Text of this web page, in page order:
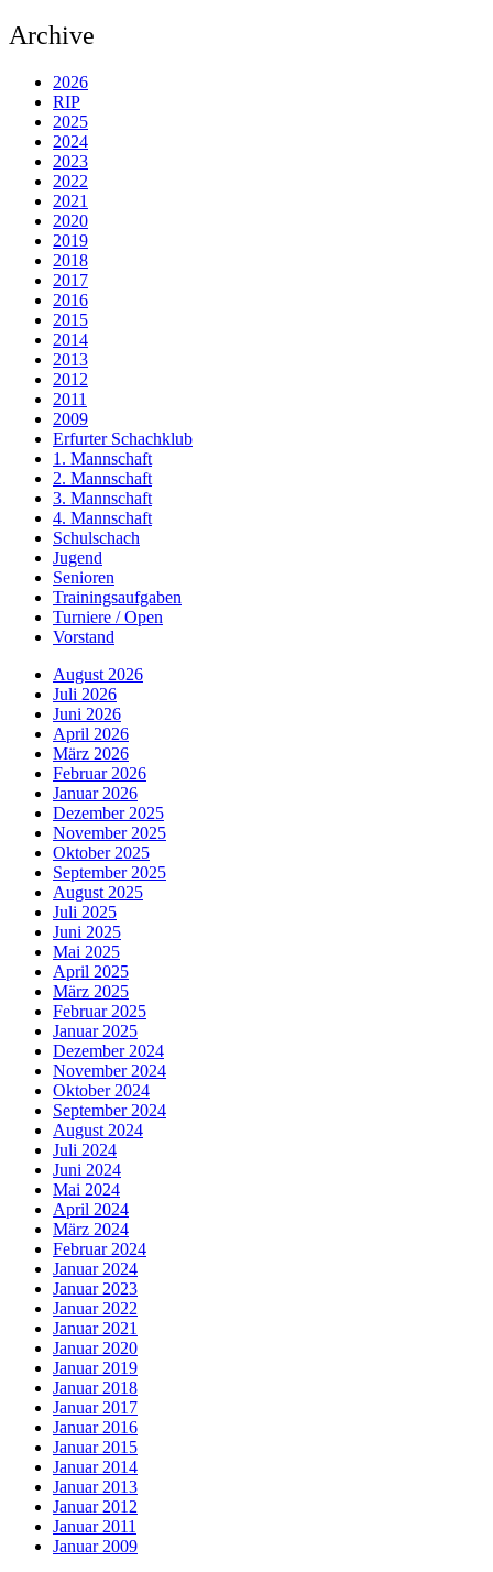
Archive
2026
RIP
2025
2024
2023
2022
2021
2020
2019
2018
2017
2016
2015
2014
2013
2012
2011
2009
Erfurter Schachklub
1. Mannschaft
2. Mannschaft
3. Mannschaft
4. Mannschaft
Schulschach
Jugend
Senioren
Trainingsaufgaben
Turniere / Open
Vorstand
August 2026
Juli 2026
Juni 2026
April 2026
März 2026
Februar 2026
Januar 2026
Dezember 2025
November 2025
Oktober 2025
September 2025
August 2025
Juli 2025
Juni 2025
Mai 2025
April 2025
März 2025
Februar 2025
Januar 2025
Dezember 2024
November 2024
Oktober 2024
September 2024
August 2024
Juli 2024
Juni 2024
Mai 2024
April 2024
März 2024
Februar 2024
Januar 2024
Januar 2023
Januar 2022
Januar 2021
Januar 2020
Januar 2019
Januar 2018
Januar 2017
Januar 2016
Januar 2015
Januar 2014
Januar 2013
Januar 2012
Januar 2011
Januar 2009